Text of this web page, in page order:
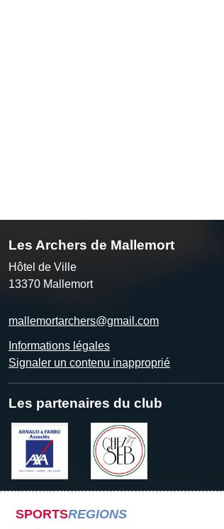
Les Archers de Mallemort
Hôtel de Ville
13370 Mallemort
mallemortarchers@gmail.com
Informations légales
Signaler un contenu inapproprié
Les partenaires du club
SPORTSREGIONS